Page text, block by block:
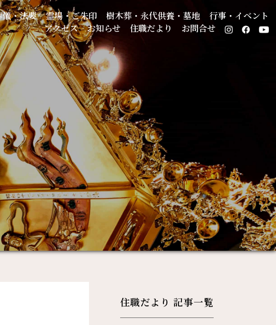
儀・法要 霊場・ご朱印 樹木葬・永代供養・墓地
行事・イベント
アクセス
お知らせ 住職だより お問合せ
住職だより 記事一覧